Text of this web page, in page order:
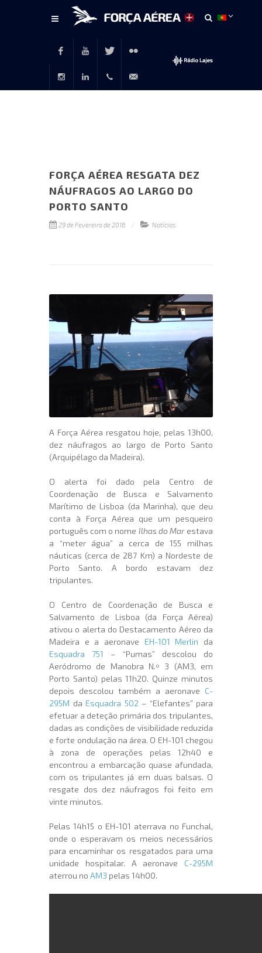
FacebookYoutubeTwitter Flickr
FORÇA AÉREA RESGATA DEZ
NÁUFRAGOS AO LARGO DO
PORTO SANTO
29 de Fevereiro de 2016 Notícias
A Força Aérea resgatou hoje, pelas 13h00,
dez náufragos ao largo de Porto Santo
(Arquipélago da Madeira).
O alerta foi dado pela Centro de
Coordenação de Busca e Salvamento
Marítimo de Lisboa (da Marinha), que deu
conta à Força Aérea que um pesqueiro
português com o nome Ilhas do Marestava
a “meter água” a cerca de 155 milhas
náuticas (cerca de 287 Km) a Nordeste de
Porto Santo. A bordo estavam dez
tripulantes.
O Centro de Coordenação de Busca e
Salvamento de Lisboa (da Força Aérea)
ativou o alerta do Destacamento Aéreo da
Madeira e a aeronave EH-101 Merlin da
Esquadra 751
– “Pumas” descolou do
Aeródromo de Manobra N.º 3 (AM3, em
Porto Santo) pelas 11h20. Quinze minutos
depois descolou também a aeronave C-
295M da Esquadra 502 – “Elefantes” para
efetuar a deteção primária dos tripulantes,
dadas as condições de visibilidade reduzida
e forte ondulação na área. O EH-101 chegou
à zona de operações pelas 12h40 e
encontrou a embarcação quase afundada,
com os tripulantes já em duas balsas. O
resgate dos dez náufragos foi feito em
vinte minutos.
Pelas 14h15 o EH-101 aterrava no Funchal,
onde o esperavam os meios necessários
para encaminhar os resgatados para uma
unidade hospitalar. A aeronave C-295M
aterrou no AM3 pelas 14h00.